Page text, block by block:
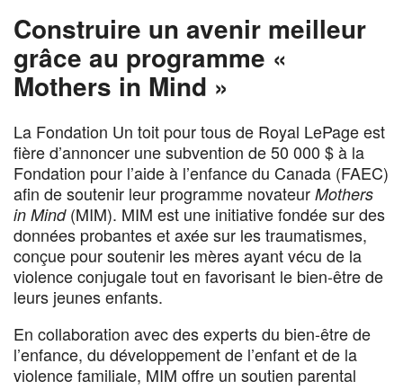
Construire un avenir meilleur
grâce au programme «
Mothers in Mind »
La Fondation Un toit pour tous de Royal LePage est
fière d’annoncer une subvention de 50 000 $ à la
Fondation pour l’aide à l’enfance du Canada (FAEC)
afin de soutenir leur programme novateur Mothers
in Mind(MIM). MIM est une initiative fondée sur des
données probantes et axée sur les traumatismes,
conçue pour soutenir les mères ayant vécu de la
violence conjugale tout en favorisant le bien-être de
leurs jeunes enfants.
En collaboration avec des experts du bien-être de
l’enfance, du développement de l’enfant et de la
violence familiale, MIM offre un soutien parental